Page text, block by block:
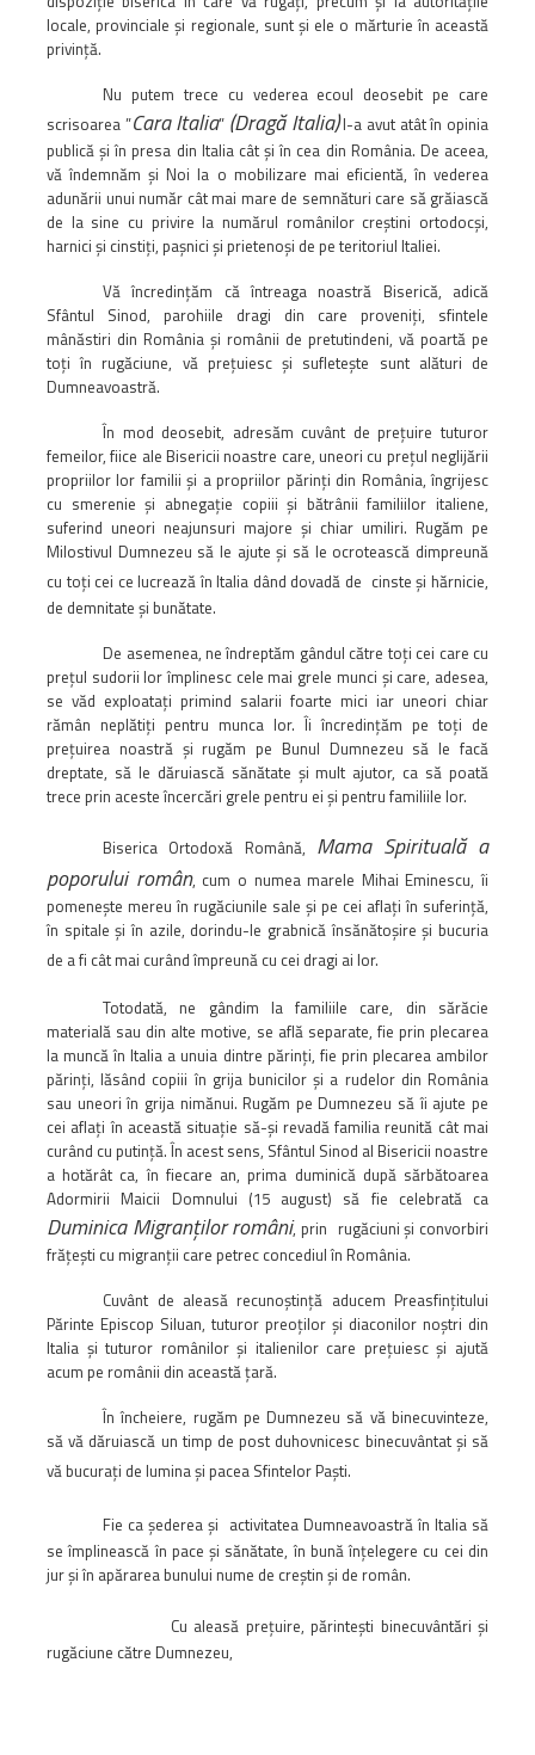
locale, provinciale şi regionale, sunt şi ele o mărturie în această
privinţă.
Nu putem trece cu vederea ecoul deosebit pe care
scrisoarea ”Cara Italia” (Dragă Italia)l-a avut atât în opinia
publică şi în presa din Italia cât şi în cea din România. De aceea,
vă îndemnăm şi Noi la o mobilizare mai eficientă, în vederea
adunării unui număr cât mai mare de semnături care să grăiască
de la sine cu privire la numărul românilor creştini ortodocşi,
harnici şi cinstiţi, paşnici şi prietenoşi de pe teritoriul Italiei.
Vă încredinţăm că întreaga noastră Biserică, adică
Sfântul Sinod, parohiile dragi din care proveniţi, sfintele
mânăstiri din România şi românii de pretutindeni, vă poartă pe
toţi în rugăciune, vă preţuiesc şi sufleteşte sunt alături de
Dumneavoastră.
În mod deosebit, adresăm cuvânt de preţuire tuturor
femeilor, fiice ale Bisericii noastre care, uneori cu preţul neglijării
propriilor lor familii şi a propriilor părinţi din România, îngrijesc
cu smerenie şi abnegaţie copiii şi bătrânii familiilor italiene,
suferind uneori neajunsuri majore şi chiar umiliri. Rugăm pe
Milostivul Dumnezeu să le ajute şi să le ocrotească dimpreună
cu toţi cei ce lucrează în Italia dând dovadă de cinste şi hărnicie,
de demnitate şi bunătate.
De asemenea, ne îndreptăm gândul către toţi cei care cu
preţul sudorii lor împlinesc cele mai grele munci şi care, adesea,
se văd exploataţi primind salarii foarte mici iar uneori chiar
rămân neplătiţi pentru munca lor. Îi încredinţăm pe toţi de
preţuirea noastră şi rugăm pe Bunul Dumnezeu să le facă
dreptate, să le dăruiască sănătate şi mult ajutor, ca să poată
trece prin aceste încercări grele pentru ei şi pentru familiile lor.
Biserica Ortodoxă Română, Mama Spirituală a
poporului român, cum o numea marele Mihai Eminescu, îi
pomeneşte mereu în rugăciunile sale şi pe cei aflaţi în suferinţă,
în spitale şi în azile, dorindu-le grabnică însănătoşire şi bucuria
de a fi cât mai curând împreună cu cei dragi ai lor.
Totodată, ne gândim la familiile care, din sărăcie
materială sau din alte motive, se află separate, fie prin plecarea
la muncă în Italia a unuia dintre părinţi, fie prin plecarea ambilor
părinţi, lăsând copiii în grija bunicilor şi a rudelor din România
sau uneori în grija nimănui. Rugăm pe Dumnezeu să îi ajute pe
cei aflaţi în această situaţie să-şi revadă familia reunită cât mai
curând cu putinţă. În acest sens, Sfântul Sinod al Bisericii noastre
a hotărât ca, în fiecare an, prima duminică după sărbătoarea
Adormirii Maicii Domnului (15 august) să fie celebrată ca
Duminica Migranţilor români, prin rugăciuni şi convorbiri
frăţeşti cu migranţii care petrec concediul în România.
Cuvânt de aleasă recunoştinţă aducem Preasfinţitului
Părinte Episcop Siluan, tuturor preoţilor şi diaconilor noştri din
Italia şi tuturor românilor şi italienilor care preţuiesc şi ajută
acum pe românii din această ţară.
În încheiere, rugăm pe Dumnezeu să vă binecuvinteze,
să vă dăruiască un timp de post duhovnicesc binecuvântat şi să
vă bucuraţi de lumina şi pacea Sfintelor Paşti.
Fie ca şederea şi activitatea Dumneavoastră în Italia să
se împlinească în pace şi sănătate, în bună înţelegere cu cei din
jur şi în apărarea bunului nume de creştin şi de român.
Cu aleasă preţuire, părinteşti binecuvântări şi
rugăciune către Dumnezeu,